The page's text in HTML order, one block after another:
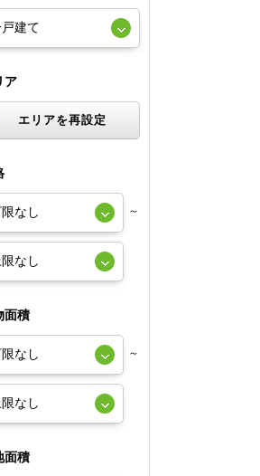
ア
エリアを再設定
～
面積
～
面積